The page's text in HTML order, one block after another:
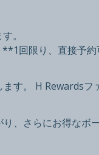
。
**1回限り、直接予約
す。 H Rewardsフ
、さらにお得なボ